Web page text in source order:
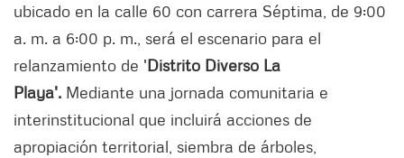
ubicado en la calle 60 con carrera Séptima, de 9:00
a. m. a 6:00 p. m., será el escenario para el
relanzamiento de 'Distrito Diverso La
Playa'. Mediante una jornada comunitaria e
interinstitucional que incluirá acciones de
apropiación territorial, siembra de árboles,